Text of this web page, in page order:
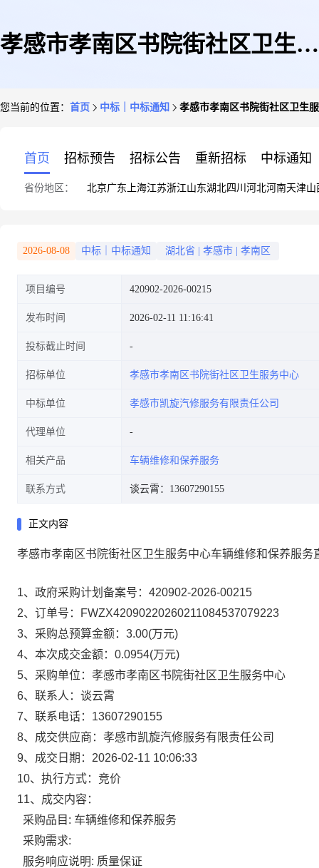
孝感市孝南区书院街社区卫生服
您当前的位置： 首页 中标｜中标通知 孝感市孝南区书院街社区卫生
首页 招标预告 招标公告 重新招标 中标通知
省份地区： 北京广东 上海江苏浙江山东湖北四川 河北河南天津山
2026-08-08 中标｜中标通知 湖北省 孝感市 孝南区
项目编号 420902-2026-00215
发布时间 2026-02-11 11:16:41
投标截止时间
招标单位 孝感市孝南区书院街社区卫生服务中心
中标单位 孝感市凯旋汽修服务有限责任公司
代理单位
相关产品 车辆维修和保养服务
联系方式 谈云霄：13607290155
正文内容
孝感市孝南区书院街社区卫生服务中心车辆维修和保养服务
1、政府采购计划备案号： 420902-2026-00215
2、订单号：
FWZX42090220260211084537079223
3、采购总预算金额： 3.00(万元)
4、本次成交金额： 0.0954(万元)
5、采购单位： 孝感市孝南区书院街社区卫生服务中心
6、联系人： 谈云霄
7、联系电话： 13607290155
8、成交供应商： 孝感市凯旋汽修服务有限责任公司
9、成交日期： 2026-02-11 10:06:33
10、执行方式： 竞价
11、成交内容：
采购品目: 车辆维修和保养服务
采购需求:
服务响应说明: 质量保证